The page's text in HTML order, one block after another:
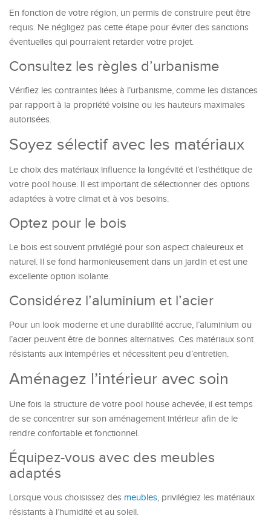
En fonction de votre région, un permis de construire peut être
requis. Ne négligez pas cette étape pour éviter des sanctions
éventuelles qui pourraient retarder votre projet.
Consultez les règles d’urbanisme
Vérifiez les contraintes liées à l’urbanisme, comme les distances
par rapport à la propriété voisine ou les hauteurs maximales
autorisées.
Soyez sélectif avec les matériaux
Le choix des matériaux influence la longévité et l’esthétique de
votre pool house. Il est important de sélectionner des options
adaptées à votre climat et à vos besoins.
Optez pour le bois
Le bois est souvent privilégié pour son aspect chaleureux et
naturel. Il se fond harmonieusement dans un jardin et est une
excellente option isolante.
Considérez l’aluminium et l’acier
Pour un look moderne et une durabilité accrue, l’aluminium ou
l’acier peuvent être de bonnes alternatives. Ces matériaux sont
résistants aux intempéries et nécessitent peu d’entretien.
Aménagez l’intérieur avec soin
Une fois la structure de votre pool house achevée, il est temps
de se concentrer sur son aménagement intérieur afin de le
rendre confortable et fonctionnel.
Équipez-vous avec des meubles
adaptés
Lorsque vous choisissez des meubles, privilégiez les matériaux
résistants à l’humidité et au soleil.